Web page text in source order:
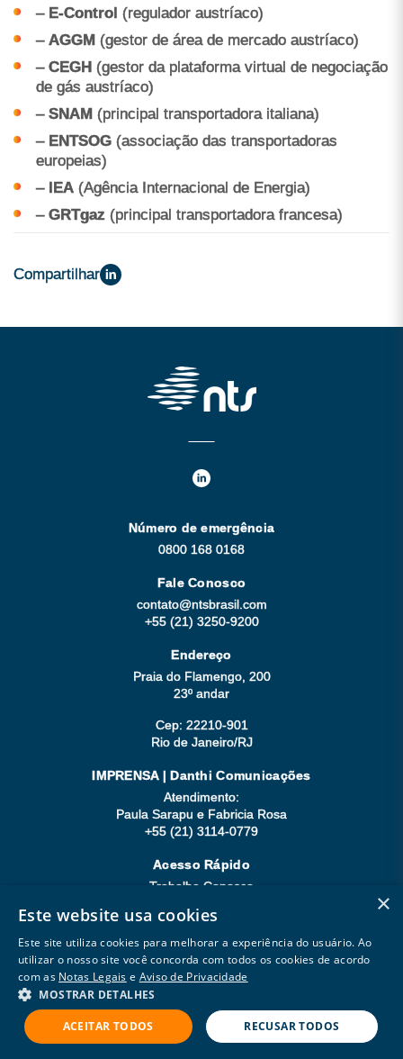
– E-Control (regulador austríaco)
– AGGM (gestor de área de mercado austríaco)
– CEGH (gestor da plataforma virtual de negociação
de gás austríaco)
– SNAM (principal transportadora italiana)
– ENTSOG (associação das transportadoras
europeias)
– IEA (Agência Internacional de Energia)
–GRTgaz (principal transportadora francesa)
Compartilhar
Número de emergência
0800 168 0168
Fale Conosco
contato@ntsbrasil.com
+55 (21) 3250-9200
Endereço
Praia do Flamengo, 200
23º andar
Cep: 22210-901
Rio de Janeiro/RJ
IMPRENSA | Danthi Comunicações
Atendimento:
Paula Sarapu e Fabricia Rosa
+55 (21) 3114-0779
Acesso Rápido
Trabalhe Conosco
Seja Fornecedor
Copyright © 2026 Todos os direitos reservados.
Powered byMZ
Aviso de Privacidade
×
Este website usa cookies
Este site utiliza cookies para melhorar a experiência do usuário. Ao
utilizar o nosso site você concorda com todos os cookies de acordo
com as Notas Legais e Aviso de Privacidade
MOSTRAR DETALHES
ACEITAR TODOS RECUSAR TODOS